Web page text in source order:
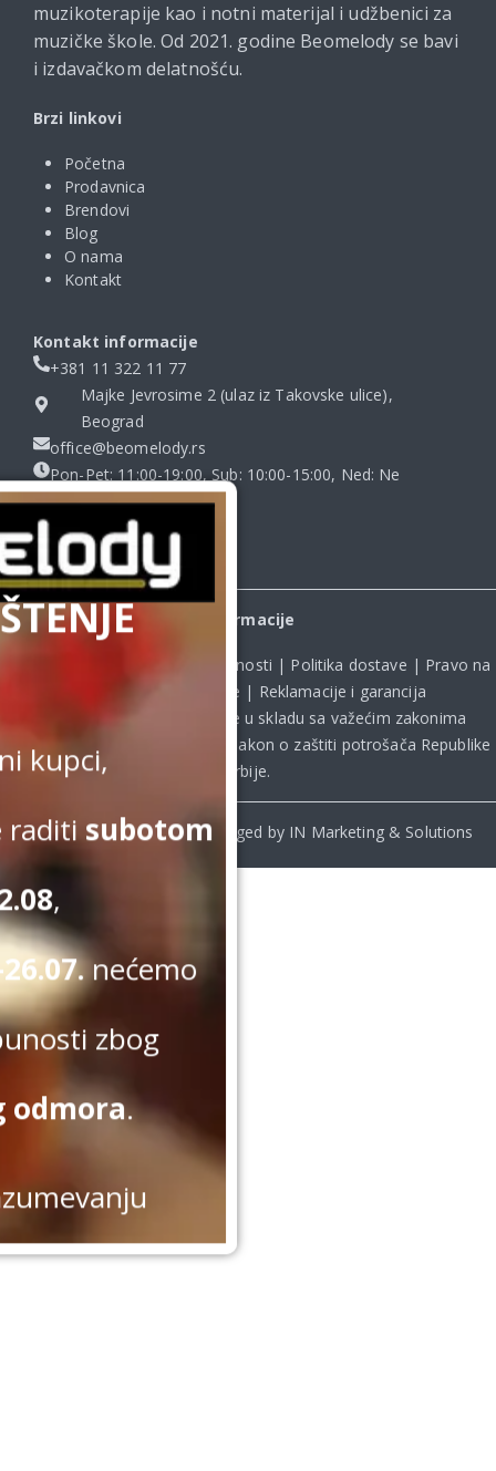
muzikoterapije kao i notni materijal i udžbenici za
muzičke škole. Od 2021. godine Beomelody se bavi
i izdavačkom delatnošću.
Brzi linkovi
Početna
Prodavnica
Brendovi
Blog
O nama
Kontakt
Kontakt informacije
+381 11 322 11 77
Majke Jevrosime 2 (ulaz iz Takovske ulice),
Beograd
office@beomelody.rs
Pon-Pet: 11:00-19:00, Sub: 10:00-15:00, Ned: Ne
radimo
Kupovina na sajtu obavlja se u skladu sa važećim zakonima
Republike Srbije, uključujući **
Zakon o zaštiti potrošača Republike
Srbije.
Informacije
Politika privatnosti | Politika dostave | Pravo na
odustanak od kupovine | Reklamacije i garancija
© Beomelody.rs. 2025. Desinged by IN Marketing & Solutions
kupci,
raditisubotom
,
nećemo
zbog
odmora.